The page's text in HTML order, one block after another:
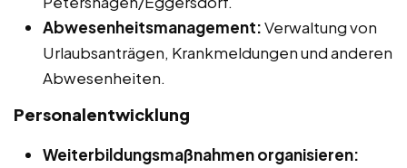
Abwesenheitsmanagement:Verwaltung von
Urlaubsanträgen, Krankmeldungen und anderen
Abwesenheiten.
Personalentwicklung
Weiterbildungsmaßnahmen organisieren: